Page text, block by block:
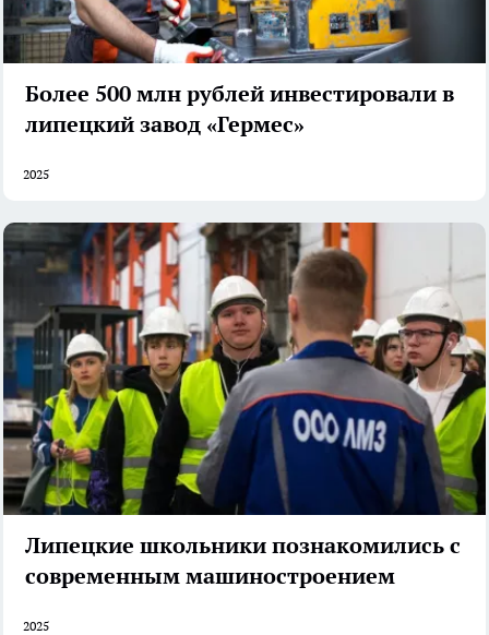
Более 500 млн рублей инвестировали в
липецкий завод «Гермес»
2025
Липецкие школьники познакомились с
современным машиностроением
2025